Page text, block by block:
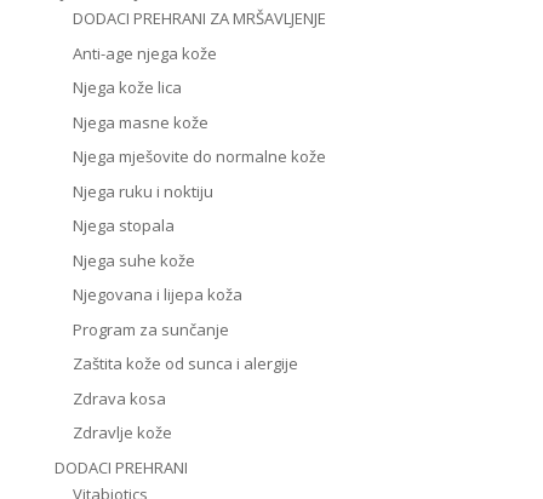
DODACI PREHRANI ZA MRŠAVLJENJE
Anti-age njega kože
Njega kože lica
Njega masne kože
Njega mješovite do normalne kože
Njega ruku i noktiju
Njega stopala
Njega suhe kože
Njegovana i lijepa koža
Program za sunčanje
Zaštita kože od sunca i alergije
Zdrava kosa
Zdravlje kože
DODACI PREHRANI
Vitabiotics